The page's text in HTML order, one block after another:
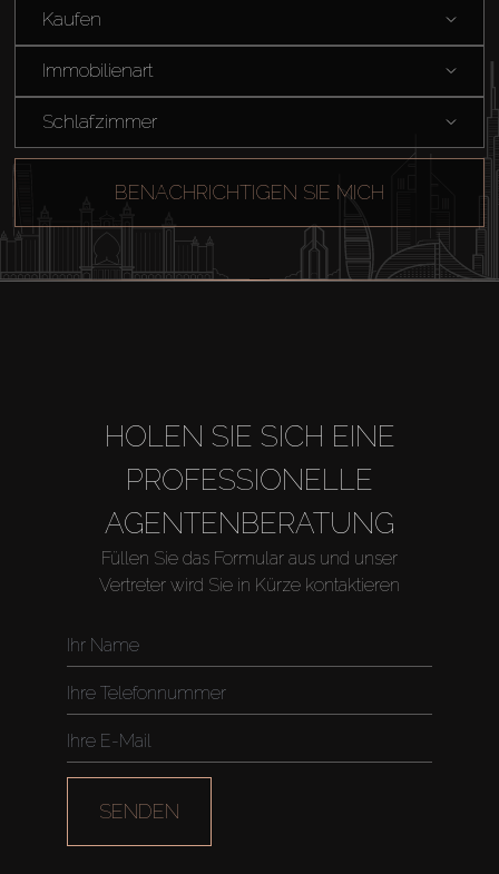
Kaufen
Immobilienart
Schlafzimmer
BENACHRICHTIGEN SIE MICH
HOLEN SIE SICH EINE
PROFESSIONELLE
AGENTENBERATUNG
Füllen Sie das Formular aus und unser
Vertreter wird Sie in Kürze kontaktieren
SENDEN